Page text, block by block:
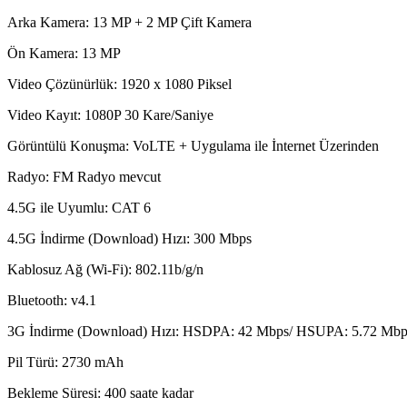
Arka Kamera: 13 MP + 2 MP Çift Kamera
Ön Kamera: 13 MP
Video Çözünürlük: 1920 x 1080 Piksel
Video Kayıt: 1080P 30 Kare/Saniye
Görüntülü Konuşma: VoLTE + Uygulama ile İnternet Üzerinden
Radyo: FM Radyo mevcut
4.5G ile Uyumlu: CAT 6
4.5G İndirme (Download) Hızı: 300 Mbps
Kablosuz Ağ (Wi-Fi): 802.11b/g/n
Bluetooth: v4.1
3G İndirme (Download) Hızı: HSDPA: 42 Mbps/ HSUPA: 5.72
Pil Türü: 2730 mAh
Bekleme Süresi: 400 saate kadar